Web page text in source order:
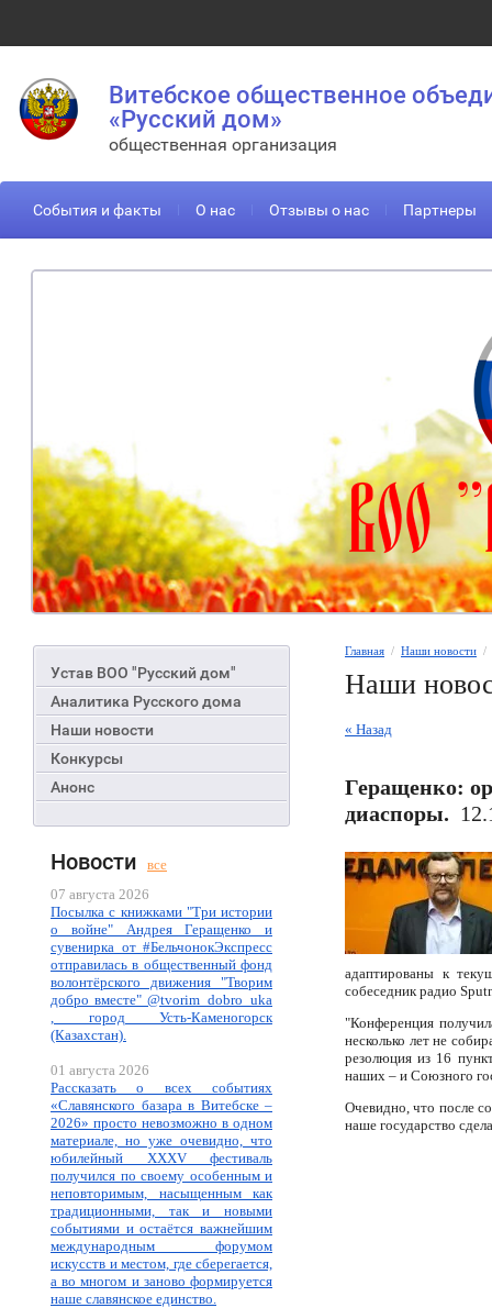
Витебское общественное
«Русский дом»
общественная организация
События и факты О нас Отзывы о нас Партнеры
Устав ВОО "Русский дом"
Аналитика Русского дома
Наши новости
Конкурсы
Анонс
Новости
все
07 августа 2026
Посылка с книжками "Три истории
о войне" Андрея Геращенко и
сувенирка от #БельчонокЭкспресс
отправилась в общественный фонд
волонтёрского движения "Творим
добро вместе" @tvorim_dobro_uka
, город Усть-Каменогорск
(Казахстан).
01 августа 2026
Рассказать о всех событиях
«Славянского базара в Витебске –
2026» просто невозможно в одном
материале, но уже очевидно, что
юбилейный XXXV фестиваль
получился по своему особенным и
неповторимым, насыщенным как
традиционными, так и новыми
событиями и остаётся важнейшим
международным форумом
искусств и местом, где сберегается,
а во многом и заново формируется
наше славянское единство.
Главная
  /
Наши новости
Наши
« Назад
Геращенко:
диаспоры.
адаптированы к
собеседник радио
"Конференция
несколько лет не
резолюция из 16
наших – и Союзного
Очевидно, что после
наше государство